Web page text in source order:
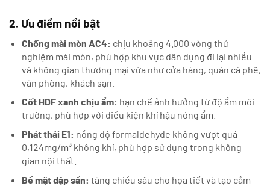
2. Ưu điểm nổi bật
Chống mài mòn AC4: chịu khoảng 4.000 vòng thử
nghiệm mài mòn, phù hợp khu vực dân dụng đi lại nhiều
và không gian thương mại vừa như cửa hàng, quán cà phê,
văn phòng, khách sạn.
Cốt HDF xanh chịu ẩm: hạn chế ảnh hưởng từ độ ẩm môi
trường, phù hợp với điều kiện khí hậu nóng ẩm.
Phát thải E1: nồng độ formaldehyde không vượt quá
0,124mg/m³ không khí, phù hợp sử dụng trong không
gian nội thất.
Bề mặt dập sần: tăng chiều sâu cho họa tiết và tạo cảm